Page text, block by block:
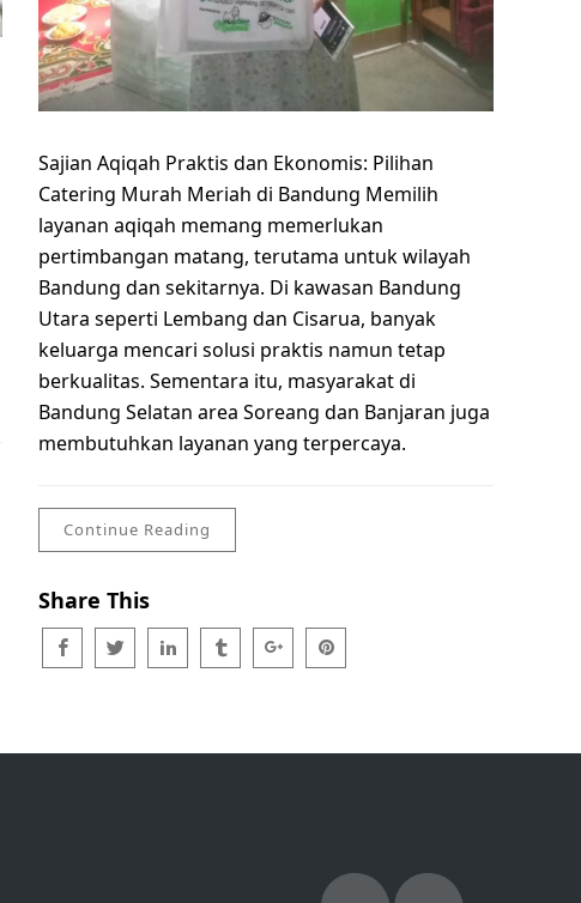
Sajian Aqiqah Praktis dan Ekonomis: Pilihan
Catering Murah Meriah di Bandung Memilih
layanan aqiqah memang memerlukan
pertimbangan matang, terutama untuk wilayah
Bandung dan sekitarnya. Di kawasan Bandung
Utara seperti Lembang dan Cisarua, banyak
keluarga mencari solusi praktis namun tetap
berkualitas. Sementara itu, masyarakat di
Bandung Selatan area Soreang dan Banjaran juga
membutuhkan layanan yang terpercaya.
Continue Reading
Share This